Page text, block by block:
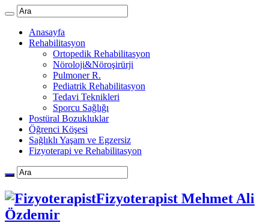
Anasayfa
Rehabilitasyon
Ortopedik Rehabilitasyon
Nöroloji&Nöroşirürji
Pulmoner R.
Pediatrik Rehabilitasyon
Tedavi Teknikleri
Sporcu Sağlığı
Postüral Bozukluklar
Öğrenci Köşesi
Sağlıklı Yaşam ve Egzersiz
Fizyoterapi ve Rehabilitasyon
Fizyoterapist Mehmet Ali
Özdemir